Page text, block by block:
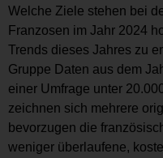
Welche Ziele stehen bei
Franzosen im Jahr 2024
Trends dieses Jahres zu
Gruppe Daten aus dem
einer Umfrage unter
zeichnen sich mehrere
bevorzugen die
weniger überlaufene,